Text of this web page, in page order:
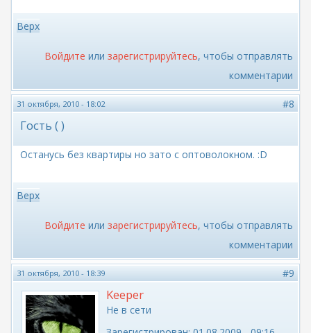
Верх
Войдите или зарегистрируйтесь, чтобы отправлять
комментарии
31 октября, 2010 - 18:02 #8
Гость ( )
Останусь без квартиры но зато с оптоволокном. :D
Верх
Войдите или зарегистрируйтесь, чтобы отправлять
комментарии
31 октября, 2010 - 18:39 #9
Keeper
Не в сети